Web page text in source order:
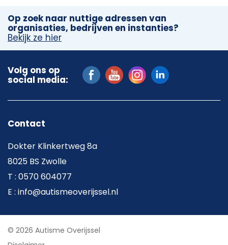
Op zoek naar nuttige adressen van
organisaties, bedrijven en instanties?
Bekijk ze hier
Volg ons op
social media:
Contact
Dokter Klinkertweg 8a
8025 BS Zwolle
T : 0570 604077
E : info@autismeoverijssel.nl
© 2026 Autisme Overijssel